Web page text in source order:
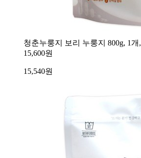
청춘누룽지 보리 누룽지 800g, 1개,
15,600원
15,540원